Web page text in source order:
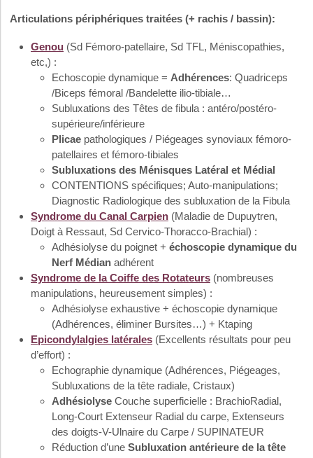
Articulations périphériques traitées (+ rachis / bassin):
Genou (Sd Fémoro-patellaire, Sd TFL, Méniscopathies,
etc,) :
Echoscopie dynamique = Adhérences: Quadriceps
/Biceps fémoral /Bandelette ilio-tibiale…
Subluxations des Têtes de fibula : antéro/postéro-
supérieure/inférieure
Plicae pathologiques / Piégeages synoviaux fémoro-
patellaires et fémoro-tibiales
Subluxations des Ménisques Latéral et Médial
CONTENTIONS spécifiques; Auto-manipulations;
Diagnostic Radiologique des subluxation de la Fibula
Syndrome du Canal Carpien (Maladie de Dupuytren,
Doigt à Ressaut, Sd Cervico-Thoracco-Brachial) :
Adhésiolyse du poignet + échoscopie dynamique du
Nerf Médian adhérent
Syndrome de la Coiffe des Rotateurs (nombreuses
manipulations, heureusement simples) :
Adhésiolyse exhaustive + échoscopie dynamique
(Adhérences, éliminer Bursites…) + Ktaping
Epicondylalgies latérales (Excellents résultats pour peu
d’effort) :
Echographie dynamique (Adhérences, Piégeages,
Subluxations de la tête radiale, Cristaux)
Adhésiolyse Couche superficielle : BrachioRadial,
Long-Court Extenseur Radial du carpe, Extenseurs
des doigts-V-Ulnaire du Carpe / SUPINATEUR
Réduction d’une Subluxation antérieure de la tête